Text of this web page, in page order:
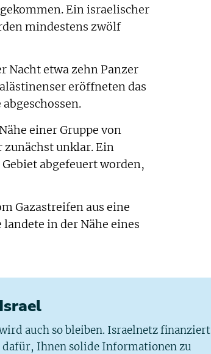
Ein israelischer
mindestens zwölf
Nacht etwa zehn Panzer
eröffneten das
einer Gruppe von
zunächst unklar. Ein
abgefeuert worden,
Gazastreifen aus eine
in der Nähe eines
auch so bleiben. Israelnetz finanziert
Ihnen solide Informationen zu